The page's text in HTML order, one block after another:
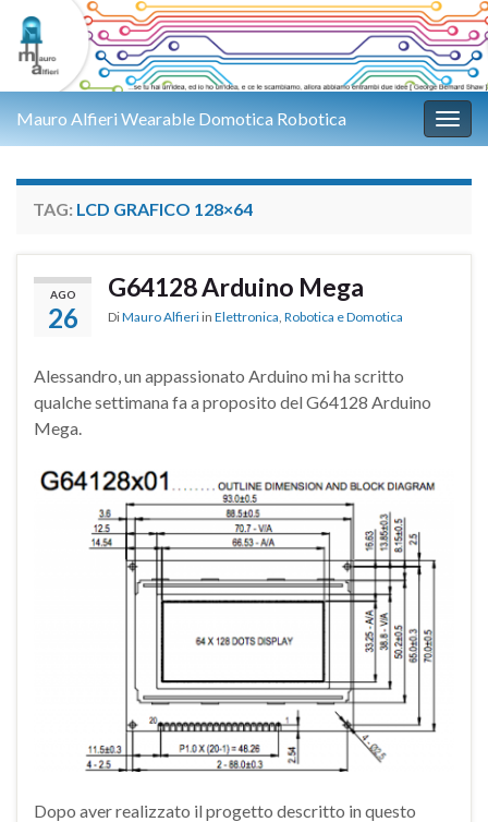
Mauro Alfieri Wearable Domotica Robotica
TAG: LCD GRAFICO 128×64
AGO
26
G64128 Arduino Mega
DiMauro Alfieri in Elettronica, Robotica e Domotica
Alessandro, un appassionato Arduino mi ha scritto
qualche settimana fa a proposito del G64128 Arduino
Mega.
Dopo aver realizzato il progetto descritto in questo